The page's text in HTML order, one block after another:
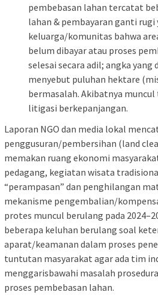
pembebasan lahan tercatat
lahan & pembayaran ganti
keluarga/komunitas bahwa
belum dibayar atau proses
selesai secara adil; angka yang
menyebut puluhan hektare
bermasalah. Akibatnya
litigasi berkepanjangan.
Laporan NGO dan media lokal
penggusuran/pembersihan (land
memakan ruang ekonomi
pedagang, kegiatan wisata
“perampasan” dan penghilangan
mekanisme pengembalian/
protes muncul berulang pada
beberapa keluhan berulang soal
aparat/keamanan dalam proses
tuntutan masyarakat agar ada tim
menggarisbawahi masalah
proses pembebasan lahan.